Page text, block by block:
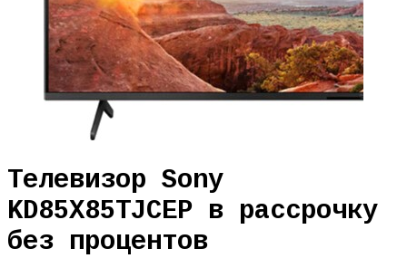
Телевизор Sony
KD85X85TJCEP в рассрочку
без процентов